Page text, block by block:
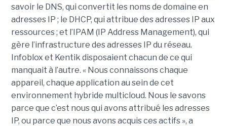
savoir le DNS, qui convertit les noms de domaine en
adresses IP ; le DHCP, qui attribue des adresses IP aux
ressources ; et l’IPAM (IP Address Management), qui
gère l’infrastructure des adresses IP du réseau.
Infoblox et Kentik disposaient chacun de ce qui
manquait à l’autre. « Nous connaissons chaque
appareil, chaque application au sein de cet
environnement hybride multicloud. Nous le savons
parce que c’est nous qui avons attribué les adresses
IP, ou parce que nous avons acquis ces actifs », a